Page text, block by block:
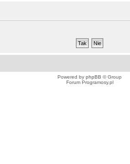
Powered by phpBB © Group
Forum Programosy.pl